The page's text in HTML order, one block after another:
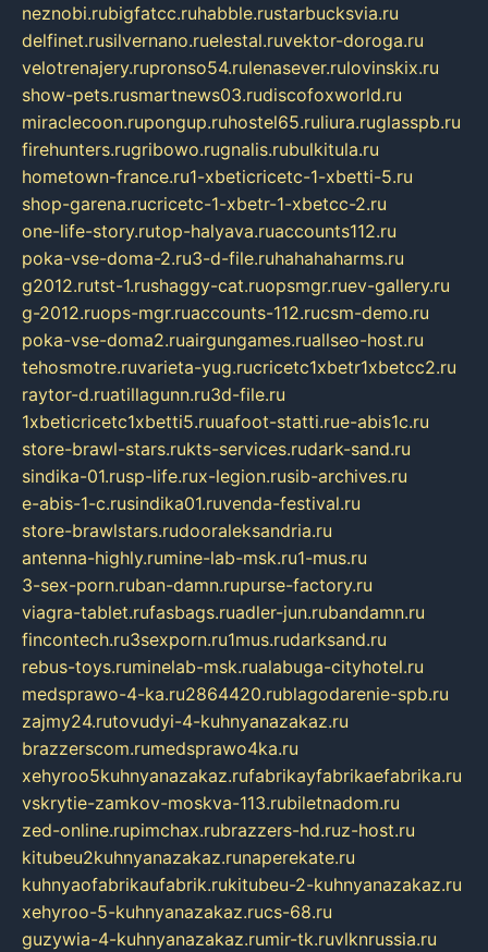
neznobi.rubigfatcc.ruhabble.rustarbucksvia.ru
delfinet.rusilvernano.ruelestal.ruvektor-doroga.ru
velotrenajery.rupronso54.rulenasever.rulovinskix.ru
show-pets.rusmartnews03.rudiscofoxworld.ru
miraclecoon.rupongup.ruhostel65.ruliura.ruglasspb.ru
firehunters.rugribowo.rugnalis.rubulkitula.ru
hometown-france.ru1-xbeticricetc-1-xbetti-5.ru
shop-garena.rucricetc-1-xbetr-1-xbetcc-2.ru
one-life-story.rutop-halyava.ruaccounts112.ru
poka-vse-doma-2.ru3-d-file.ruhahahaharms.ru
g2012.rutst-1.rushaggy-cat.ruopsmgr.ruev-gallery.ru
g-2012.ruops-mgr.ruaccounts-112.rucsm-demo.ru
poka-vse-doma2.ruairgungames.ruallseo-host.ru
tehosmotre.ruvarieta-yug.rucricetc1xbetr1xbetcc2.ru
raytor-d.ruatillagunn.ru3d-file.ru
1xbeticricetc1xbetti5.ruuafoot-statti.rue-abis1c.ru
store-brawl-stars.rukts-services.rudark-sand.ru
sindika-01.rusp-life.rux-legion.rusib-archives.ru
e-abis-1-c.rusindika01.ruvenda-festival.ru
store-brawlstars.rudooraleksandria.ru
antenna-highly.rumine-lab-msk.ru1-mus.ru
3-sex-porn.ruban-damn.rupurse-factory.ru
viagra-tablet.rufasbags.ruadler-jun.rubandamn.ru
fincontech.ru3sexporn.ru1mus.rudarksand.ru
rebus-toys.ruminelab-msk.rualabuga-cityhotel.ru
medsprawo-4-ka.ru2864420.rublagodarenie-spb.ru
zajmy24.rutovudyi-4-kuhnyanazakaz.ru
brazzerscom.rumedsprawo4ka.ru
xehyroo5kuhnyanazakaz.rufabrikayfabrikaefabrika.ru
vskrytie-zamkov-moskva-113.rubiletnadom.ru
zed-online.rupimchax.rubrazzers-hd.ruz-host.ru
kitubeu2kuhnyanazakaz.runaperekate.ru
kuhnyaofabrikaufabrik.rukitubeu-2-kuhnyanazakaz.ru
xehyroo-5-kuhnyanazakaz.rucs-68.ru
guzywia-4-kuhnyanazakaz.rumir-tk.ruvlknrussia.ru